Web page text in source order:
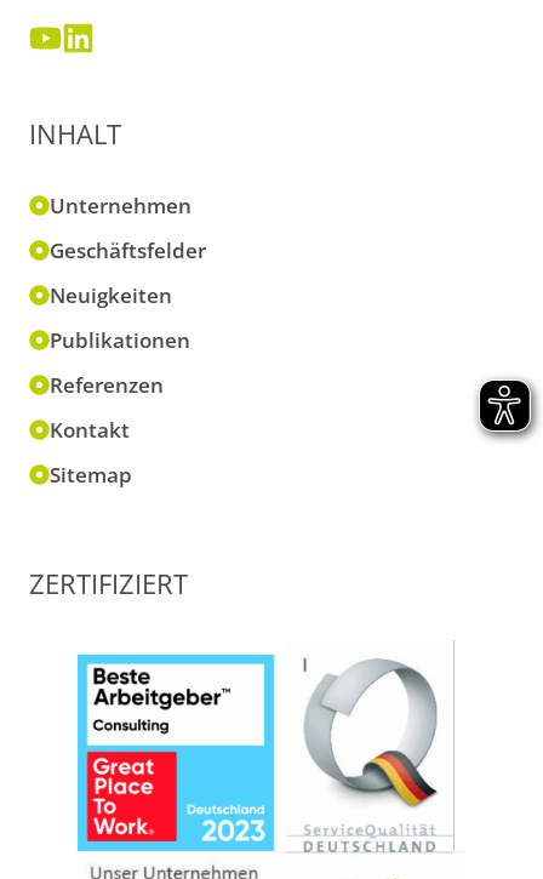
INHALT
Unternehmen
Geschäftsfelder
Neuigkeiten
Publikationen
Referenzen
Kontakt
Sitemap
ZERTIFIZIERT